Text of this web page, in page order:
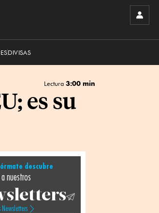
DIVISAS
Lectura 3:00 min
es su
descubre
nuestros
Newsletters